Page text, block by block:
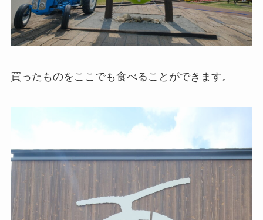
買ったものをここでも食べることができます。